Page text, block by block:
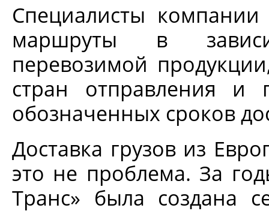
Специалисты
маршруты в
перевозимой
стран отправления и
обозначенных сроков
Доставка грузов из
это не проблема. За
Транс» была создана